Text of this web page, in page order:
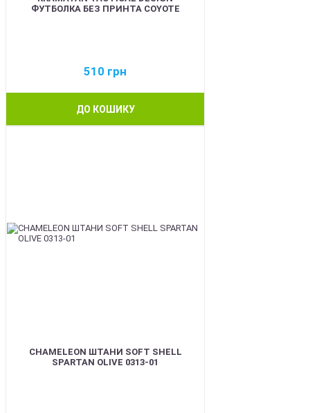
ФУТБОЛКА БЕЗ ПРИНТА COYOTE
510 грн
ДО КОШИКУ
CHAMELEON ШТАНИ SOFT SHELL
SPARTAN OLIVE 0313-01